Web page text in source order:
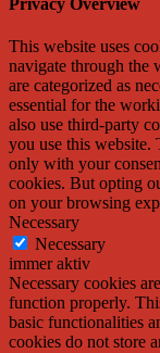
This website uses
navigate through the
are categorized as
essential for the
also use third-party
you use this website.
only with your
cookies. But opting
on your browsing
Necessary
Necessary
immer aktiv
Necessary cookies
function properly.
basic functionalities
cookies do not store